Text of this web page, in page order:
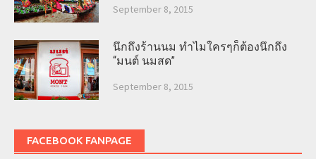
September 8, 2015
นึกถึงร้านนม ทำไมใครๆก็ต้องนึกถึง
“มนต์ นมสด”
September 8, 2015
FACEBOOK FANPAGE